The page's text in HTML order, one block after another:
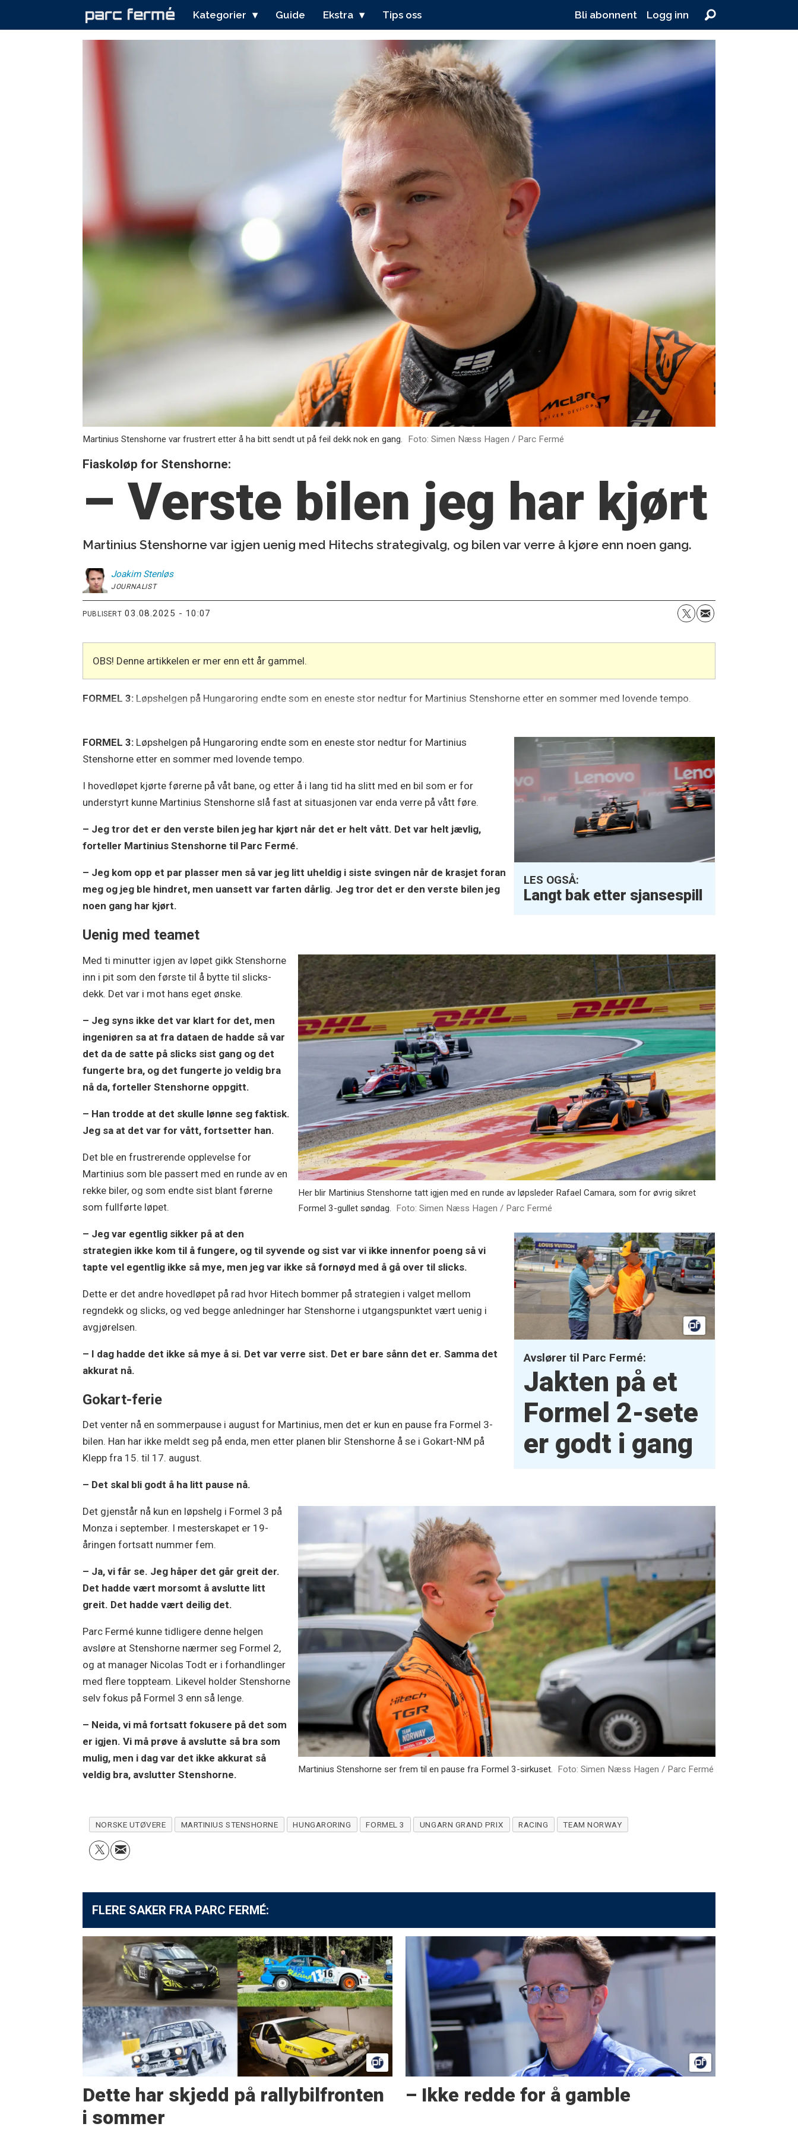
Kategorier Guide Ekstra Tips oss Bli abonnent Logg inn
Martinius Stenshorne var frustrert etter å ha bitt sendt ut på feil dekk nok en gang. Foto: Simen Næss Hagen / Parc Fermé
Fiaskoløp for Stenshorne:
– Verste bilen jeg har kjørt
Martinius Stenshorne var igjen uenig med Hitechs strategivalg, og bilen var verre å kjøre enn noen gang.
Joakim Stenløs
JOURNALIST
PUBLISERT 03.08.2025 - 10:07
OBS! Denne artikkelen er mer enn ett år gammel.
FORMEL 3: Løpshelgen på Hungaroring endte som en eneste stor nedtur for Martinius Stenshorne etter en sommer med lovende tempo.
LES OGSÅ:
Langt bak etter sjansespill
FORMEL 3: Løpshelgen på Hungaroring endte som en eneste stor nedtur for Martinius
Stenshorne etter en sommer med lovende tempo.
I hovedløpet kjørte førerne på våt bane, og etter å i lang tid ha slitt med en bil som er for
understyrt kunne Martinius Stenshorne slå fast at situasjonen var enda verre på vått føre.
– Jeg tror det er den verste bilen jeg har kjørt når det er helt vått. Det var helt jævlig,
forteller Martinius Stenshorne til Parc Fermé.
– Jeg kom opp et par plasser men så var jeg litt uheldig i siste svingen når de krasjet foran
meg og jeg ble hindret, men uansett var farten dårlig. Jeg tror det er den verste bilen jeg
noen gang har kjørt.
Uenig med teamet
Her blir Martinius Stenshorne tatt igjen med en runde av løpsleder Rafael Camara, som for øvrig sikret
Formel 3-gullet søndag.
Foto: Simen Næss Hagen / Parc Fermé
Med ti minutter igjen av løpet gikk Stenshorne
inn i pit som den første til å bytte til slicks-
dekk. Det var i mot hans eget ønske.
– Jeg syns ikke det var klart for det, men
ingeniøren sa at fra dataen de hadde så var
det da de satte på slicks sist gang og det
fungerte bra, og det fungerte jo veldig bra
nå da, forteller Stenshorne oppgitt.
– Han trodde at det skulle lønne seg faktisk.
Jeg sa at det var for vått, fortsetter han.
Det ble en frustrerende opplevelse for
Martinius som ble passert med en runde av en
rekke biler, og som endte sist blant førerne
som fullførte løpet.
Avslører til Parc Fermé:
Jakten på et
Formel 2-sete
er godt i gang
– Jeg var egentlig sikker på at den
strategien ikke kom til å fungere, og til syvende og sist var vi ikke innenfor poeng så vi
tapte vel egentlig ikke så mye, men jeg var ikke så fornøyd med å gå over til slicks.
Dette er det andre hovedløpet på rad hvor Hitech bommer på strategien i valget mellom
regndekk og slicks, og ved begge anledninger har Stenshorne i utgangspunktet vært uenig i
avgjørelsen.
– I dag hadde det ikke så mye å si. Det var verre sist. Det er bare sånn det er. Samma det
akkurat nå.
Gokart-ferie
Det venter nå en sommerpause i august for Martinius, men det er kun en pause fra Formel 3-
bilen. Han har ikke meldt seg på enda, men etter planen blir Stenshorne å se i Gokart-NM på
Klepp fra 15. til 17. august.
– Det skal bli godt å ha litt pause nå.
Martinius Stenshorne ser frem til en pause fra Formel 3-sirkuset. Foto: Simen Næss Hagen / Parc Fermé
Det gjenstår nå kun en løpshelg i Formel 3 på
Monza i september. I mesterskapet er 19-
åringen fortsatt nummer fem.
– Ja, vi får se. Jeg håper det går greit der.
Det hadde vært morsomt å avslutte litt
greit. Det hadde vært deilig det.
Parc Fermé kunne tidligere denne helgen
avsløre at Stenshorne nærmer seg Formel 2,
og at manager Nicolas Todt er i forhandlinger
med flere toppteam. Likevel holder Stenshorne
selv fokus på Formel 3 enn så lenge.
– Neida, vi må fortsatt fokusere på det som
er igjen. Vi må prøve å avslutte så bra som
mulig, men i dag var det ikke akkurat så
veldig bra, avslutter Stenshorne.
NORSKE UTØVERE MARTINIUS STENSHORNE HUNGARORING FORMEL 3 UNGARN GRAND PRIX RACING TEAM NORWAY
FLERE SAKER FRA PARC FERMÉ:
Dette har skjedd på rallybilfronten
i sommer
– Ikke redde for å gamble